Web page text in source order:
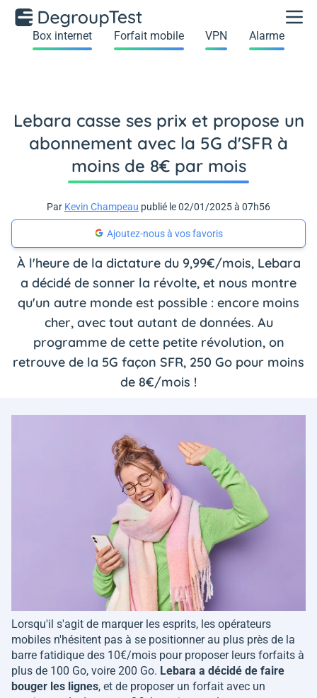
Box internet Forfait mobile VPN Alarme
Lebara casse ses prix et propose un
abonnement avec la 5G d'SFR à
moins de 8€ par mois
Par Kevin Champeau publié le 02/01/2025 à 07h56
Ajoutez-nous à vos favoris
À l'heure de la dictature du 9,99€/mois, Lebara
a décidé de sonner la révolte, et nous montre
qu'un autre monde est possible : encore moins
cher, avec tout autant de données. Au
programme de cette petite révolution, on
retrouve de la 5G façon SFR, 250 Go pour moins
de 8€/mois !
Lorsqu'il s'agit de marquer les esprits, les opérateurs
mobiles n'hésitent pas à se positionner au plus près de la
barre fatidique des 10€/mois pour proposer leurs forfaits à
plus de 100 Go, voire 200 Go. Lebara a décidé de faire
bouger les lignes, et de proposer un forfait avec un